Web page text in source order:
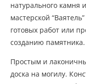
натурального камня
мастерской
готовых работ или
созданию памятника.
Простым и
доска на могилу.